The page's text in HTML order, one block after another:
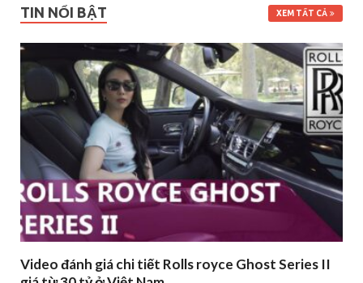
TIN NỔI BẬT XEM TẤT CẢ
Video đánh giá chi tiết Rolls royce Ghost Series II